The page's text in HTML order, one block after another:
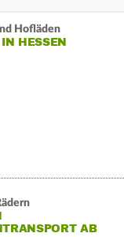
Hofläden
HESSEN
AB